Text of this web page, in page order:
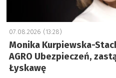
07.08.2026 (13:28)
Monika Kurpiewska-
AGRO Ubezpieczeń,
Łyskawę